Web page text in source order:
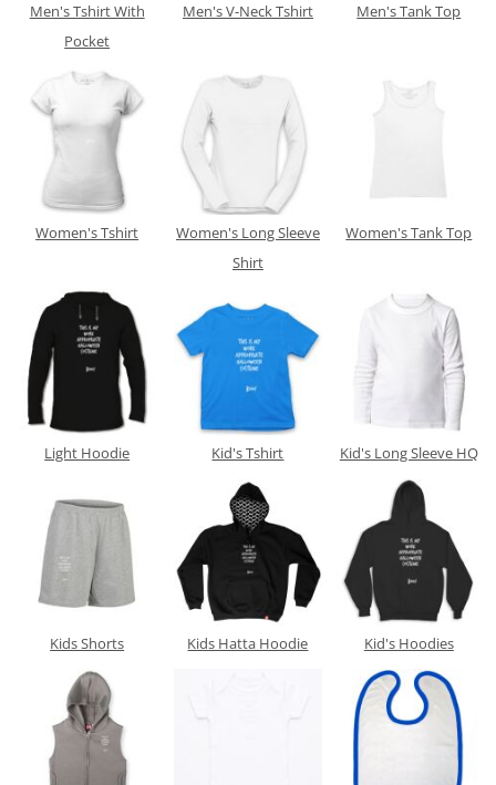
Men's Tshirt With
Pocket
Men's V-Neck Tshirt Men's Tank Top
Women's Tshirt
Women's Long Sleeve
Shirt
Women's Tank Top
Light Hoodie Kid's Tshirt Kid's Long Sleeve HQ
Kids Shorts Kids Hatta Hoodie Kid's Hoodies